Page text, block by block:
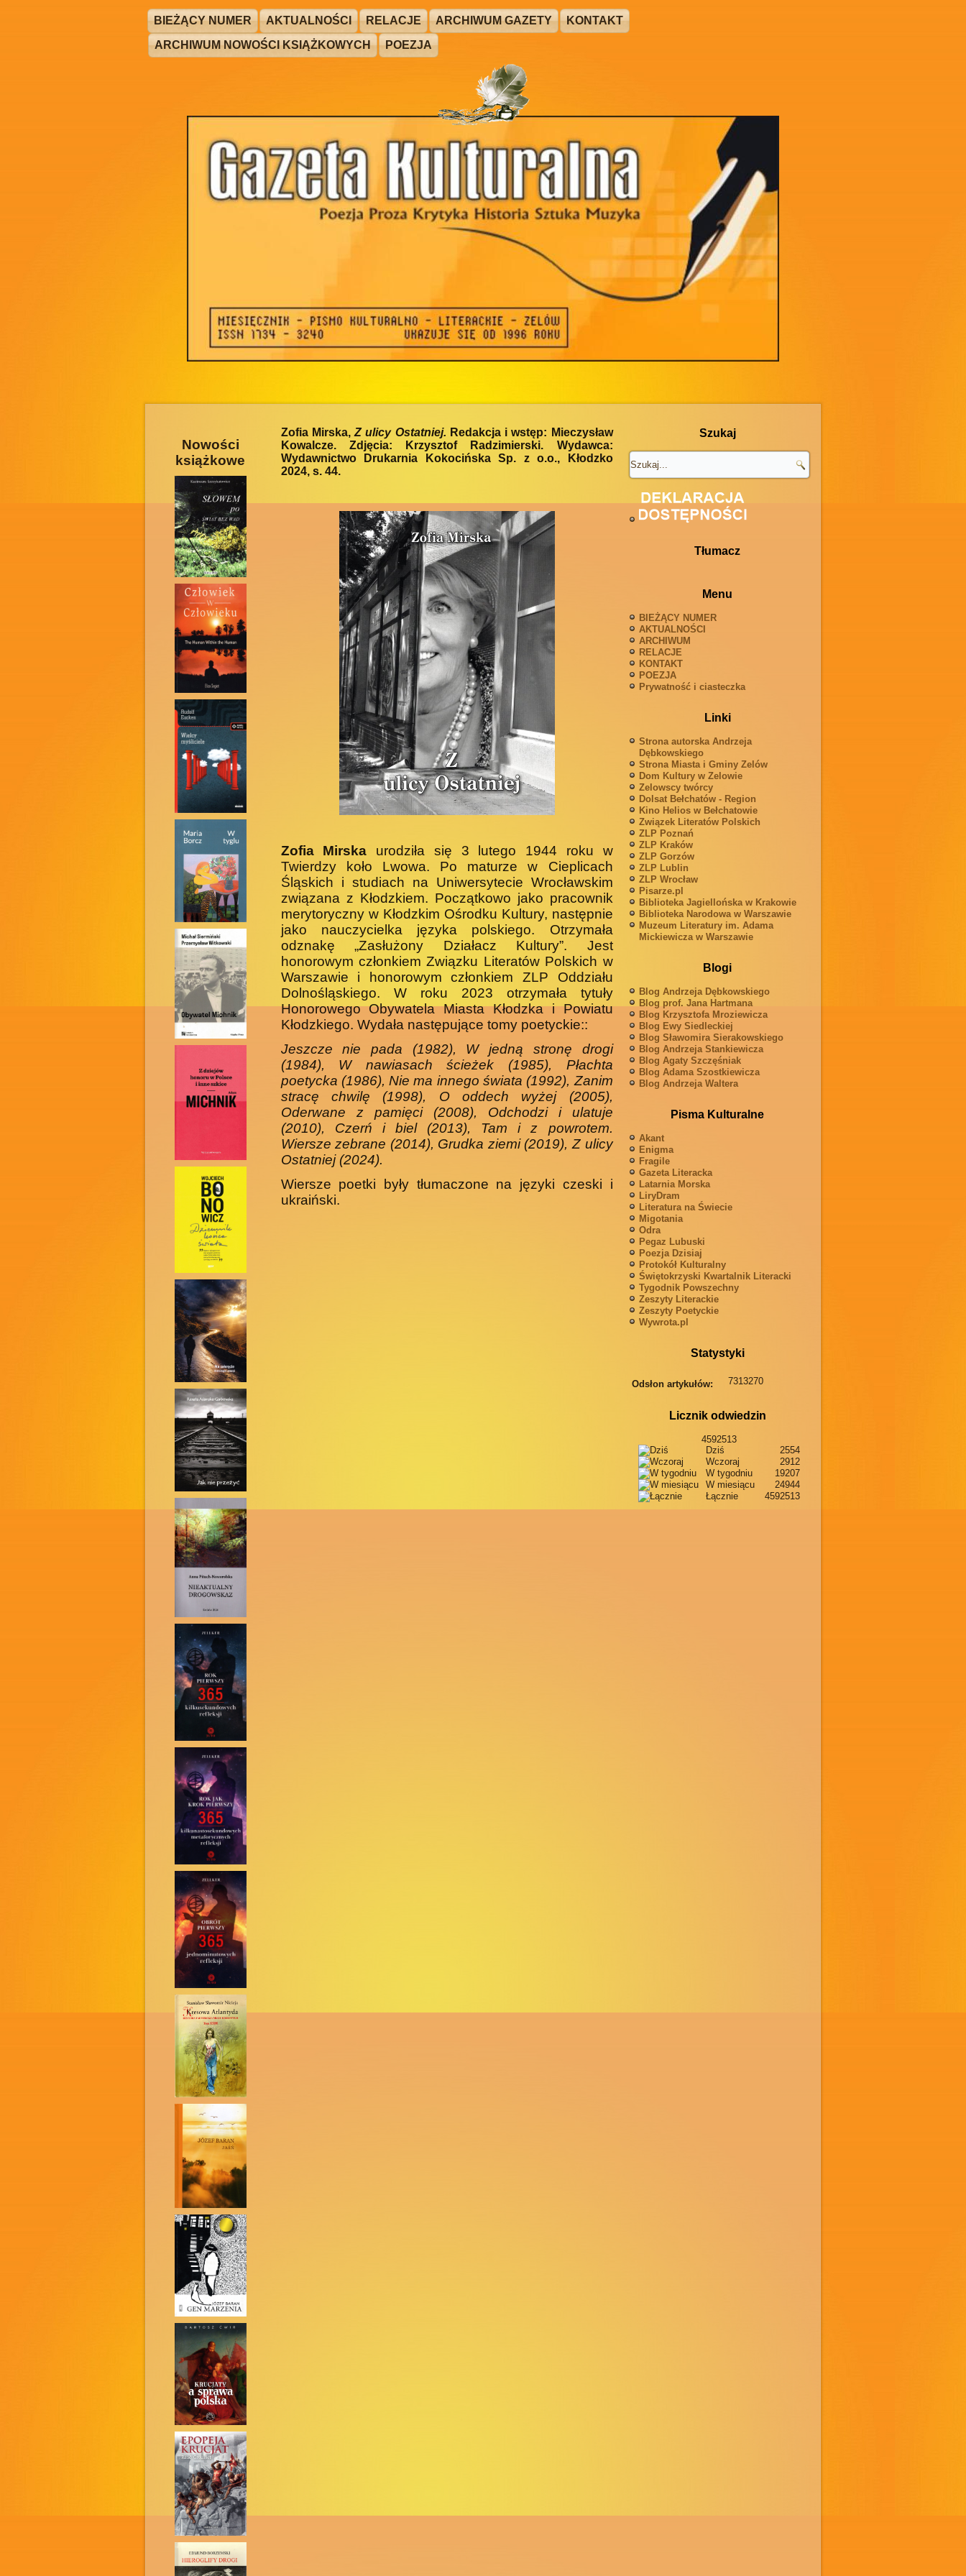
BIEŻĄCY NUMER AKTUALNOŚCI RELACJE ARCHIWUM GAZETY
KONTAKT
ARCHIWUM NOWOŚCI KSIĄŻKOWYCH
POEZJA
Nowości
książkowe
Zofia Mirska,Z ulicy Ostatniej. Redakcja i wstęp: Mieczysław
Kowalcze. Zdjęcia: Krzysztof Radzimierski. Wydawca:
Wydawnictwo Drukarnia Kokocińska Sp. z o.o., Kłodzko
2024, s. 44.
Zofia Mirska urodziła się 3 lutego 1944 roku w
Twierdzy koło Lwowa. Po maturze w Cieplicach
Śląskich i studiach na Uniwersyte­cie Wrocławskim
związana z Kłodzkiem. Początkowo jako pracownik
merytoryczny w Kłodzkim Ośrodku Kultury, na­stępnie
jako nauczycielka języka polskiego. Otrzymała
odzna­kę „Zasłużony Działacz Kultury”. Jest
honorowym członkiem Związku Literatów Polskich w
Warszawie i honorowym człon­kiem ZLP Oddziału
Dolnośląskiego. W roku 2023 otrzymała ty­tuły
Honorowego Obywatela Miasta Kłodzka i Powiatu
Kłodz­kiego. Wydała następujące tomy poetyckie::
Jeszcze nie pada (1982), W jedną stronę drogi
(1984), W nawiasach ścieżek (1985), Płachta
poetycka (1986), Nie ma innego świata (1992), Zanim
stracę chwilę (1998), O oddech wyżej (2005),
Oderwane z pamięci (2008), Odchodzi i ulatuje
(2010), Czerń i biel (2013), Tam i z powrotem.
Wiersze zebrane (2014), Grudka ziemi (2019), Z ulicy
Ostatniej (2024).
Wiersze poetki były tłumaczone na języki czeski i
ukraiński.
Szukaj
Tłumacz
Menu
BIEŻĄCY NUMER
AKTUALNOŚCI
ARCHIWUM
RELACJE
KONTAKT
POEZJA
Prywatność i ciasteczka
Linki
Strona autorska Andrzeja
Dębkowskiego
Strona Miasta i Gminy Zelów
Dom Kultury w Zelowie
Zelowscy twórcy
Dolsat Bełchatów - Region
Kino Helios w Bełchatowie
Związek Literatów Polskich
ZLP Poznań
ZLP Kraków
ZLP Gorzów
ZLP Lublin
ZLP Wrocław
Pisarze.pl
Biblioteka Jagiellońska w Krakowie
Biblioteka Narodowa w Warszawie
Muzeum Literatury im. Adama
Mickiewicza w Warszawie
Blogi
Blog Andrzeja Dębkowskiego
Blog prof. Jana Hartmana
Blog Krzysztofa Mroziewicza
Blog Ewy Siedleckiej
Blog Sławomira Sierakowskiego
Blog Andrzeja Stankiewicza
Blog Agaty Szczęśniak
Blog Adama Szostkiewicza
Blog Andrzeja Waltera
Pisma Kulturalne
Akant
Enigma
Fragile
Gazeta Literacka
Latarnia Morska
LiryDram
Literatura na Świecie
Migotania
Odra
Pegaz Lubuski
Poezja Dzisiaj
Protokół Kulturalny
Świętokrzyski Kwartalnik Literacki
Tygodnik Powszechny
Zeszyty Literackie
Zeszyty Poetyckie
Wywrota.pl
Statystyki
Odsłon artykułów: 7313270
Licznik odwiedzin
4592513
Dziś
2554
Wczoraj
2912
W tygodniu
19207
W miesiącu
24944
Łącznie
4592513